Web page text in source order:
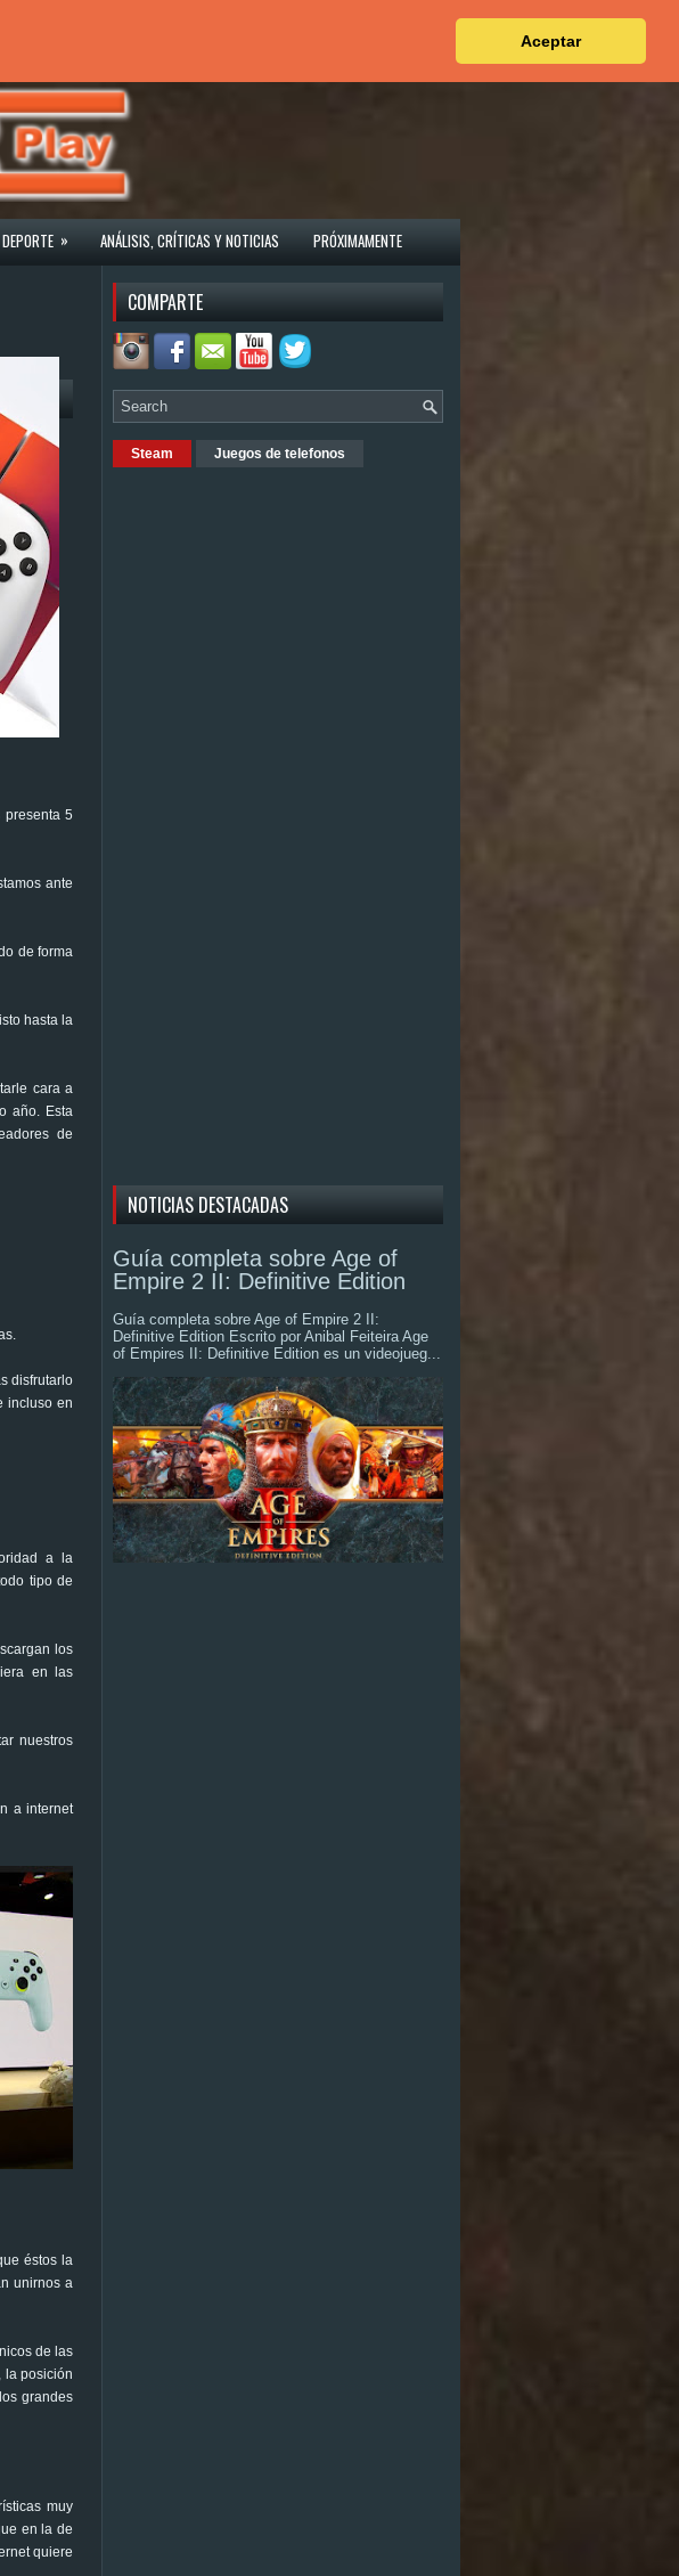
Aceptar
DEPORTE » ANÁLISIS, CRÍTICAS Y NOTICIAS PRÓXIMAMENTE
5
ante
de forma
hasta la
cara a
año. Esta
de
disfrutarlo
incluso en
a la
tipo de
los
en las
nuestros
a internet
éstos la
unirnos a
de las
la posición
grandes
muy
en la de
quiere
COMPARTE
Steam Juegos de telefonos
NOTICIAS DESTACADAS
Guía completa sobre Age of
Empire 2 II: Definitive Edition
Guía completa sobre Age of Empire 2 II:
Definitive Edition Escrito por Anibal Feiteira Age
of Empires II: Definitive Edition es un videojueg...